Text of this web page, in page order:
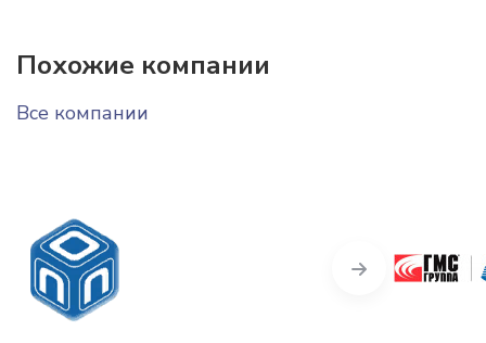
Похожие компании
Все компании
Next